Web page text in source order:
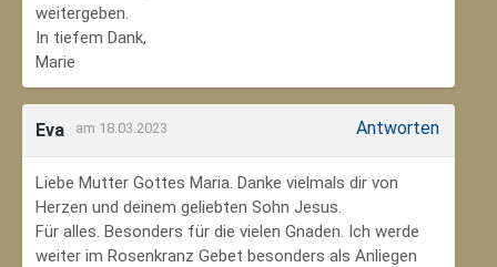
weitergeben.
In tiefem Dank,
Marie
Eva am 18.03.2023 Antworten
Liebe Mutter Gottes Maria. Danke vielmals dir von
Herzen und deinem geliebten Sohn Jesus.
Für alles. Besonders für die vielen Gnaden. Ich werde
weiter im Rosenkranz Gebet besonders als Anliegen